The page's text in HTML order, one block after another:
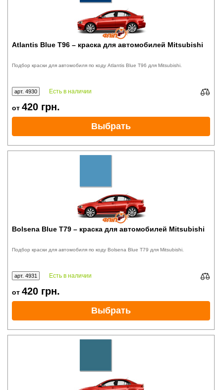
Atlantis Blue T96 – краска для автомобилей Mitsubishi
Подбор краски для автомобиля по коду Atlantis Blue T96 для Mitsubishi.
арт. 4930 Есть в наличии
от 420 грн.
Выбрать
Bolsena Blue T79 – краска для автомобилей Mitsubishi
Подбор краски для автомобиля по коду Bolsena Blue T79 для Mitsubishi.
арт. 4931 Есть в наличии
от 420 грн.
Выбрать